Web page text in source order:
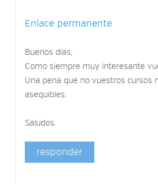
Enlace permanente
Buenos días,
Como siempre muy interesante
Una pena que no vuestros cursos
asequibles.
Saludos.
responder